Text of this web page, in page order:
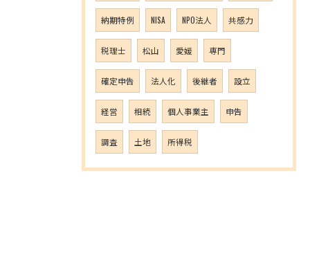
納期特例 NISA NPO法人 共感力
税理士 松山 愛媛 専門
確定申告 法人化 後継者 設立
経営 相続 個人事業主 申告
調査 土地 所得税